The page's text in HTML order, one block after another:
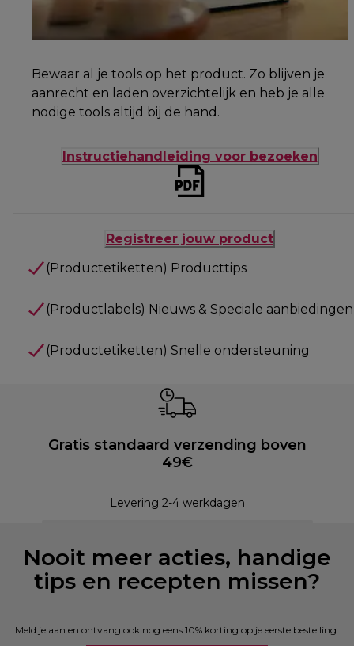
Bewaar al je tools op het product. Zo blijven je
aanrecht en laden overzichtelijk en heb je alle
nodige tools altijd bij de hand.
Instructiehandleiding voor bezoeken
Registreer jouw product
(Productetiketten) Producttips
(Productlabels) Nieuws & Speciale aanbiedingen
(Productetiketten) Snelle ondersteuning
Gratis standaard verzending boven
49€
Levering 2-4 werkdagen
Nooit meer acties, handige
tips en recepten missen?
Meld je aan en ontvang ook nog eens 10% korting op je eerste bestelling.